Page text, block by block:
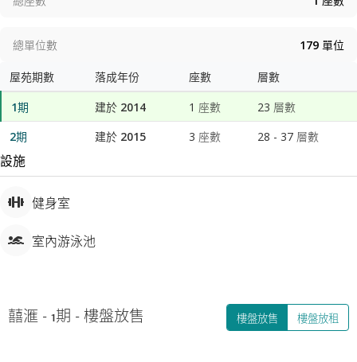
總單位數 179 單位
屋苑期數 落成年份 座數
層數
1期
建於 2014 1 座數 23 層數
2期
建於 2015 3 座數 28 - 37 層數
設施
健身室
室內游泳池
囍滙 - 1期 - 樓盤放售 樓盤放售 樓盤放租